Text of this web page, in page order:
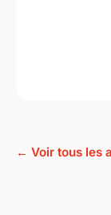
← Voir tous les